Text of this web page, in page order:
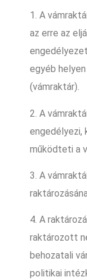
1. A
az erre az
egyéb
(vámraktár).
2. A
engedélyezi,
működteti a
3. A
4. A
raktározott
behozatali
politikai